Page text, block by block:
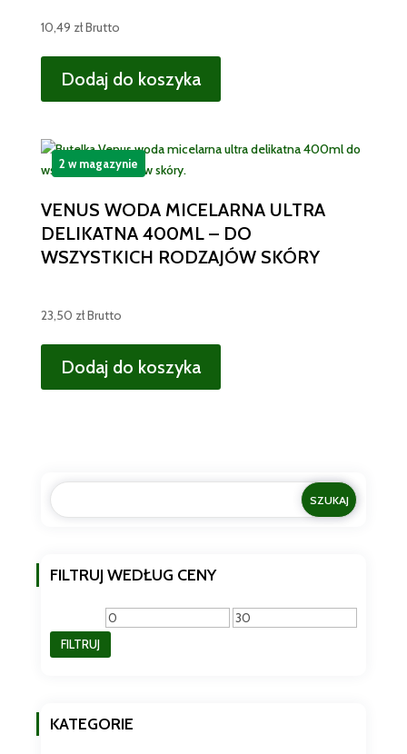
10,49 złBrutto
Dodaj do koszyka
VENUS WODA MICELARNA ULTRA
DELIKATNA 400ML – DO
WSZYSTKICH RODZAJÓW SKÓRY
23,50 złBrutto
Dodaj do koszyka
2 w magazynie
FILTRUJ WEDŁUG CENY
Cena
Cena
FILTRUJ
KATEGORIE